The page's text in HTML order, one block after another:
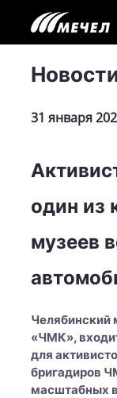
31 января
один из
музеев
Челябинский
«ЧМК»,
для
бригадиров
масштабных